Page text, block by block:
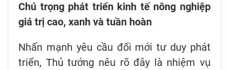
Chú trọng phát triển kinh tế nông nghiệp
giá trị cao, xanh và tuần hoàn
Nhấn mạnh yêu cầu đổi mới tư duy phát
triển, Thủ tướng nêu rõ đây là nhiệm vụ